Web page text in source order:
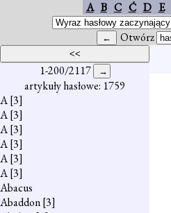
A B C Ć D E
Otwórz
1-200/2117
artykuły hasłowe: 1759
A[3]
A[3]
A[3]
A[3]
A[3]
A[3]
Abacus
Abaddon[3]